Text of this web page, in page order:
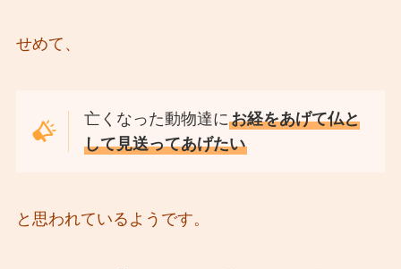
せめて、
亡くなった動物達にお経をあげて仏と
して見送ってあげたい
と思われているようです。